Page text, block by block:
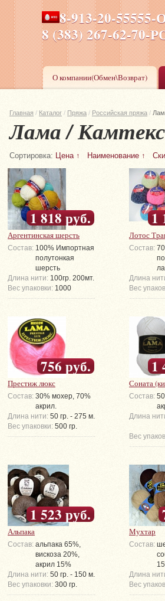
8-913-20-
8 (383) 267-62-
ПН-ПТ 8-17,СБ-ВС 9-17
О компании(Обмен\Возврат)
Главная / Каталог / Пряжа / Российская пряжа /
Лама / Камтекс
Сортировка: Цена ↑ Наименование ↑
Аргентинская шерсть
1 818 руб.
Состав: 100% Импортная
полутонкая
шерсть
Длина нити: 100гр. 200мт.
Вес упаковки: 1000
Лотос
1
Состав:
Длина
Вес
Престиж люкс
756 руб.
Состав: 30% мохер, 70%
акрил.
Длина нити: 50 гр. - 275 м.
Вес упаковки: 500 гр.
Соната
1
Состав:
Длина
Вес
Альпака
1 523 руб.
Состав: альпака 65%,
вискоза 20%,
акрил 15%
Длина нити: 50 гр. - 150 м.
Вес упаковки: 300 гр.
Мухтар
Состав:
Длина
Вес